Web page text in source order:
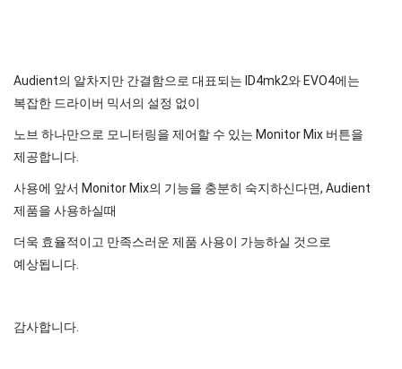
Audient의 알차지만 간결함으로 대표되는 ID4mk2와 EVO4에는
복잡한 드라이버 믹서의 설정 없이
노브 하나만으로 모니터링을 제어할 수 있는 Monitor Mix 버튼을
제공합니다.
사용에 앞서 Monitor Mix의 기능을 충분히 숙지하신다면, Audient
제품을 사용하실때
더욱 효율적이고 만족스러운 제품 사용이 가능하실 것으로
예상됩니다.
감사합니다.